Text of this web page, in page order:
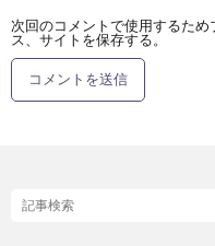
次回のコメントで使用するた
ス、サイトを保存する。